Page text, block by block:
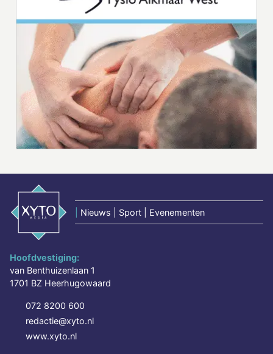
Nieuws | Sport | Evenementen
Hoofdvestiging:
van Benthuizenlaan 1
1701 BZ Heerhugowaard
072 8200 600
redactie@xyto.nl
www.xyto.nl